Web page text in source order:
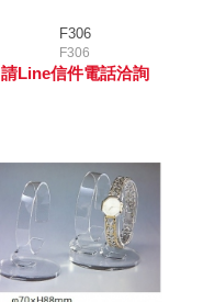
F306
F306
請Line信件電話洽詢